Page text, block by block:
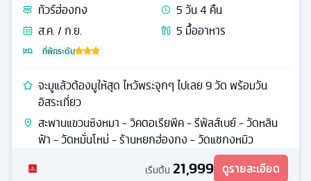
ทัวร์ฮ่องกง 5วัน4 คืน
ส.ค. / ก.ย.
5 มื้ออาหาร
ที่พักระดับ
จะมูแล้วต้องมูให้สุด ไหว้พระจุกๆ ไปเลย 9 วัด พร้อมวัน
อิสระเที่ยว
สะพานแขวนซิงหมา - วิคตอเรียพีค - รีพัลส์เบย์ - วัดหลิน
ฟ้า - วัดหมั่นโหม่ - ร้านหยกฮ่องกง - วัดแชกงหมิว
เริ่มต้น 21,999 ดูรายละเอียด